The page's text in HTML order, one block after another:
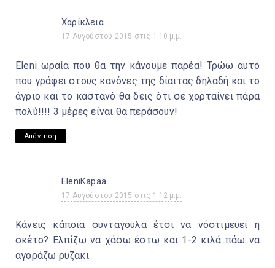
Χαρίκλεια
17 Αυγούστου 2015 στις 1:10 μ.μ.
Eleni ωραία που θα την κάνουμε παρέα! Τρώω αυτό
που γράφει στους κανόνες της δίαιτας δηλαδή και το
άγριο και το καστανό θα δεις ότι σε χορταίνει πάρα
πολύ!!!! 3 μέρες είναι θα περάσουν!
Απάντηση
EleniKapaa
17 Αυγούστου 2015 στις 1:12 μ.μ.
Κάνεις κάποια συνταγουλα έτσι να νόστιμευει η
σκέτο? Ελπίζω να χάσω έστω και 1-2 κιλά..πάω να
αγοράζω ρυζακι